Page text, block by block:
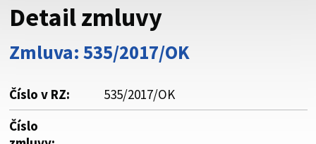
Buďte pozorní a vždy sa uistite, že zdieľate informácie iba
cez zabezpečenú webovú stránku. Zabezpečená stránka
vždy začína https:// pred názvom domény webového sídla.
Detail zmluvy
Zmluva: 535/2017/OK
Číslo v RZ:
535/2017/OK
Číslo